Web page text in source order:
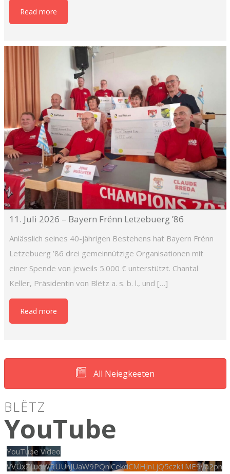
Read more
11. Juli 2026 – Bayern Frënn Letzebuerg ’86
Anlässlich seines 40-jährigen Bestehens hat Bayern Frënn
Letzebuerg ’86 drei gemeinnützige Organisationen mit
einer Spende von jeweils 5.000 € unterstützt. Chantal
Keller, Präsidentin von Blëtz a. s. b. l., und […]
Read more
All Neiegkeeten
BLËTZ
YouTube
YouTube Video
VVUxZjludWRUUnJUaW9PQnlCekdCMHJnLjQ5czk1ME9ya2pn